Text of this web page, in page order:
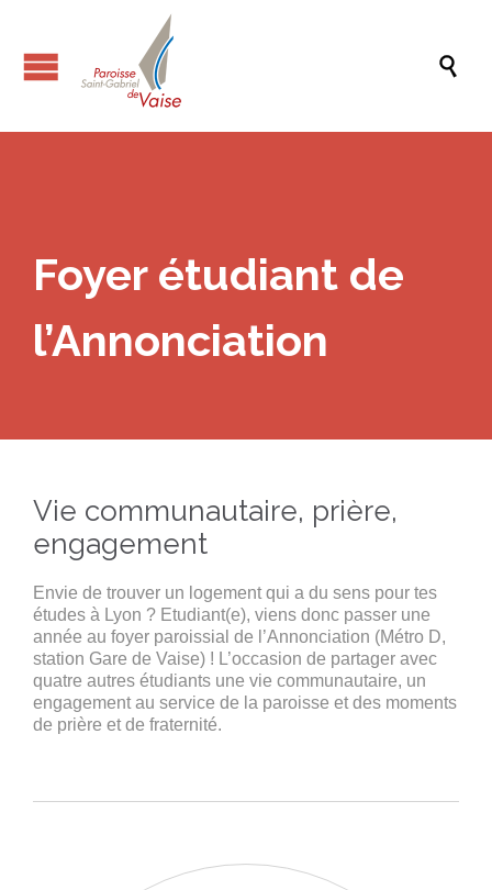

Foyer étudiant de
l’Annonciation
Vie communautaire, prière,
engagement
Envie de trouver un logement qui a du sens pour tes
études à Lyon ? Etudiant(e), viens donc passer une
année au foyer paroissial de l’Annonciation (Métro D,
station Gare de Vaise) ! L’occasion de partager avec
quatre autres étudiants une vie communautaire, un
engagement au service de la paroisse et des moments
de prière et de fraternité.